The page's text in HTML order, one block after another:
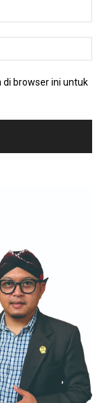
di browser ini untuk